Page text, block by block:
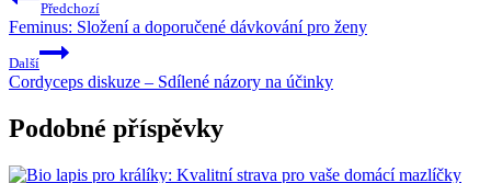
Předchozí
Feminus: Složení a doporučené dávkování pro ženy
Další
Cordyceps diskuze – Sdílené názory na účinky
Podobné příspěvky